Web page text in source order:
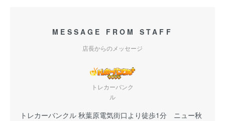
MESSAGE FROM STAFF
店長からのメッセージ
トレカーバンク
ル
トレカーバンクル 秋葉原電気街口より徒歩1分 ニュー秋